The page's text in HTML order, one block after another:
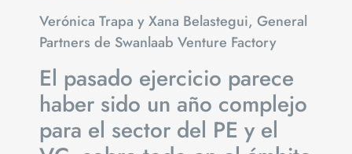
Verónica Trapa y Xana Belastegui, General
Partners de Swanlaab Venture Factory
El pasado ejercicio parece
haber sido un año complejo
para el sector del PE y el